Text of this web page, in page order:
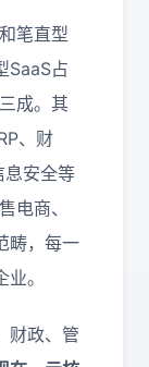
笔直型
SaaS占
成。其
、财
息安全等
电商、
畴，每一
。
财政、管